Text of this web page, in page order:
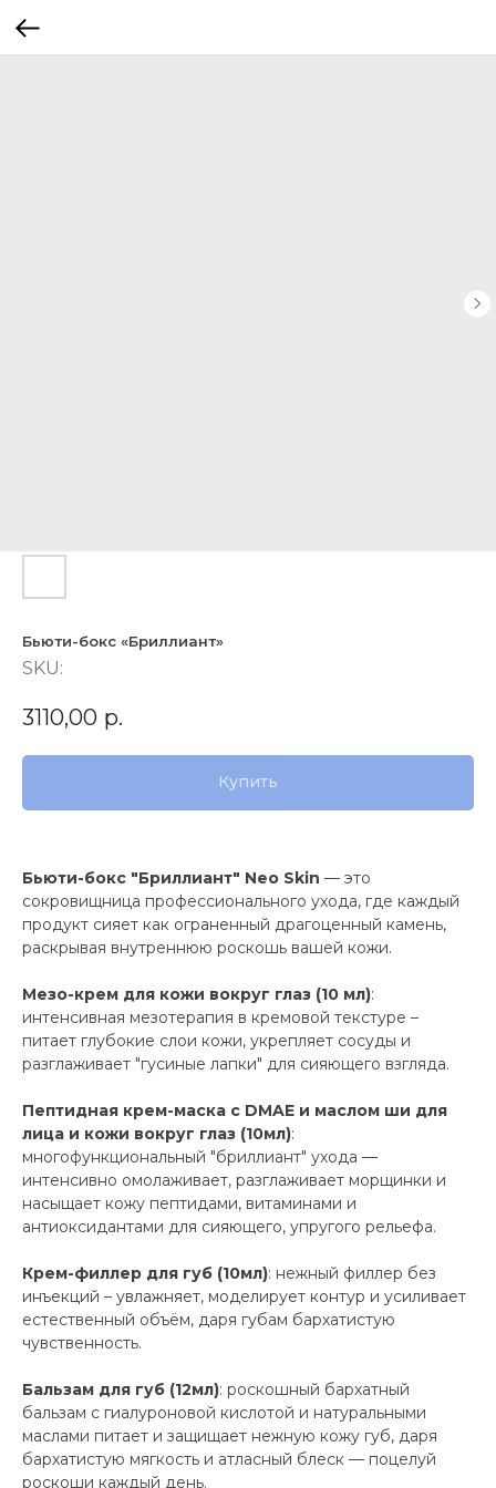
Бьюти-бокс «Бриллиант»
SKU:
3110,00 р.
Купить
Бьюти-бокс "Бриллиант" Neo Skin — это
сокровищница профессионального ухода, где каждый
продукт сияет как ограненный драгоценный камень,
раскрывая внутреннюю роскошь вашей кожи.
Мезо-крем для кожи вокруг глаз (10 мл):
интенсивная мезотерапия в кремовой текстуре –
питает глубокие слои кожи, укрепляет сосуды и
разглаживает "гусиные лапки" для сияющего взгляда.
Пептидная крем-маска с DMAE и маслом ши для
лица и кожи вокруг глаз (10мл):
многофункциональный "бриллиант" ухода —
интенсивно омолаживает, разглаживает морщинки и
насыщает кожу пептидами, витаминами и
антиоксидантами для сияющего, упругого рельефа.
Крем-филлер для губ (10мл): нежный филлер без
инъекций – увлажняет, моделирует контур и усиливает
естественный объём, даря губам бархатистую
чувственность.
Бальзам для губ (12мл): роскошный бархатный
бальзам с гиалуроновой кислотой и натуральными
маслами питает и защищает нежную кожу губ, даря
бархатистую мягкость и атласный блеск — поцелуй
роскоши каждый день.